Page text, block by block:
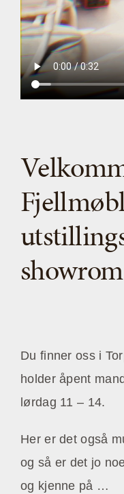
Du finner oss i
holder åpent
lørdag 11 – 14.
Her er det også
og så er det jo
og kjenne på …